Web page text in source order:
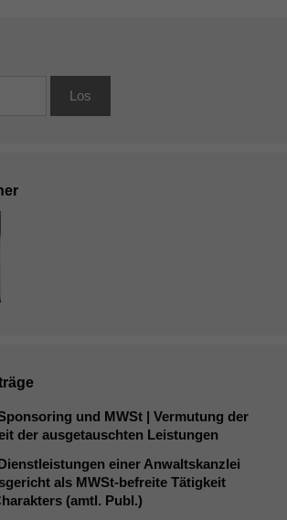
und MWSt | Vermutung der
der ausgetauschten Leistungen
einer Anwaltskanzlei
als MWSt-befreite Tätigkeit
(amtl. Publ.)